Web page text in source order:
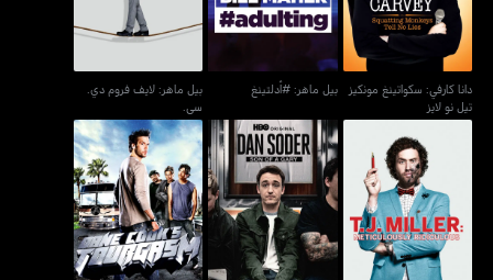
دانا كارفي: سكواتينغ مونكيز
تيل نو لايز
بيل ماهر: #أدلتينغ
بيل ماهر: لايف فروم دي.
سي.
تي جاي ميلر: ميتيكلاسلي
ريدكيولاس
دان سودر: سون أوف إي
غاري
دان كوكس تورغازم